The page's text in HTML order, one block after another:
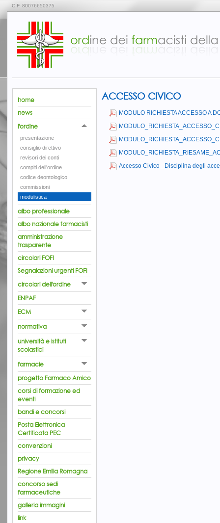
C.F. 80076650375
home
news
l'ordine
presentazione
consiglio direttivo
revisori dei conti
compiti dell'ordine
codice deontologico
commissioni
modulistica
albo professionale
albo nazionale farmacisti
amministrazione
trasparente
circolari FOFI
Segnalazioni urgenti FOFI
circolari dell'ordine
ENPAF
ECM
normativa
università e istituti
scolastici
farmacie
progetto Farmaco Amico
corsi di formazione ed
eventi
bandi e concorsi
Posta Elettronica
Certificata PEC
convenzioni
privacy
Regione Emilia Romagna
concorso sedi
farmaceutiche
galleria immagini
link
ACCESSO CIVICO
MODULO RICHIESTA ACCESSO A
Accesso Civico _Disciplina degli